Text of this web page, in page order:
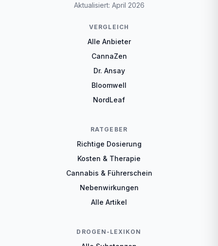
Aktualisiert: April 2026
VERGLEICH
Alle Anbieter
CannaZen
Dr. Ansay
Bloomwell
NordLeaf
RATGEBER
Richtige Dosierung
Kosten & Therapie
Cannabis & Führerschein
Nebenwirkungen
Alle Artikel
DROGEN-LEXIKON